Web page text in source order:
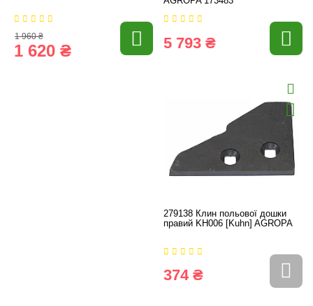
1 960 ₴
1 620 ₴ 5 793 ₴
279138 Клин польової дошки
правий KH006 [Kuhn] AGROPA
374 ₴